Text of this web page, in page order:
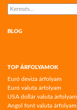
Keresés:
BLOG
TOP ÁRFOLYAMOK
Euró deviza árfolyam
Euró valuta árfolyam
USA dollár valuta árfolyam
Angol font valuta árfolyam